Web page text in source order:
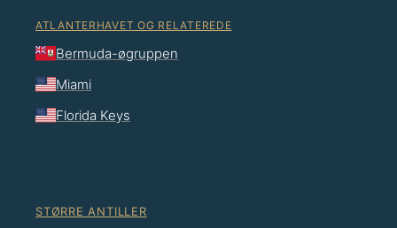
ATLANTERHAVET OG RELATEREDE
Bermuda-øgruppen
Miami
Florida Keys
STØRRE ANTILLER